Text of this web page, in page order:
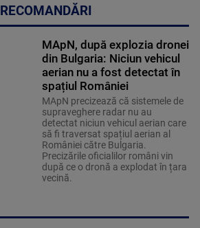
RECOMANDĂRI
MApN, după explozia dronei
din Bulgaria: Niciun vehicul
aerian nu a fost detectat în
spațiul României
MApN precizează că sistemele de
supraveghere radar nu au
detectat niciun vehicul aerian care
să fi traversat spațiul aerian al
României către Bulgaria.
Precizările oficialilor români vin
după ce o dronă a explodat în țara
vecină.